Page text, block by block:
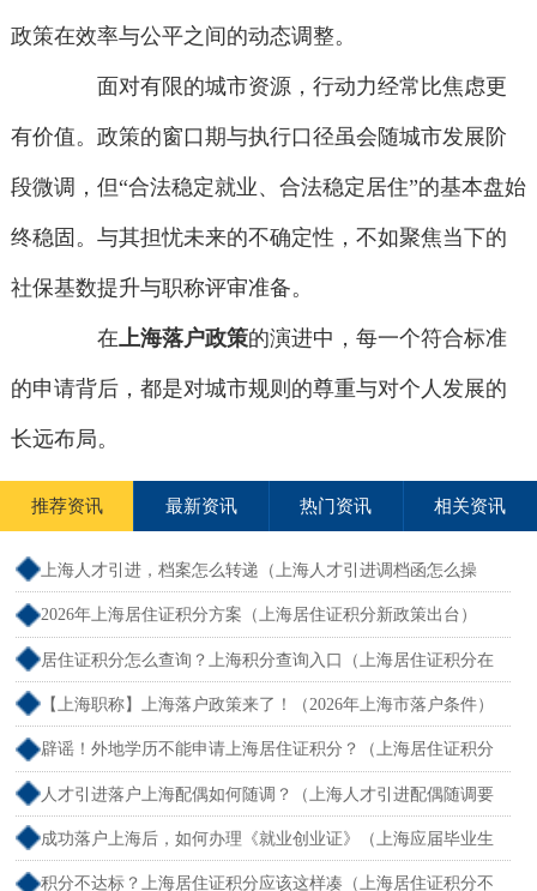
政策在效率与公平之间的动态调整。
面对有限的城市资源，行动力经常比焦虑更
有价值。政策的窗口期与执行口径虽会随城市发展阶
段微调，但“合法稳定就业、合法稳定居住”的基本盘始
终稳固。与其担忧未来的不确定性，不如聚焦当下的
社保基数提升与职称评审准备。
在上海落户政策的演进中，每一个符合标准
的申请背后，都是对城市规则的尊重与对个人发展的
长远布局。
推荐资讯 最新资讯 热门资讯 相关资讯
上海人才引进，档案怎么转递（上海人才引进调档函怎么操
作）
2026年上海居住证积分方案（上海居住证积分新政策出台）
居住证积分怎么查询？上海积分查询入口（上海居住证积分在
哪查）
【上海职称】上海落户政策来了！（2026年上海市落户条件）
辟谣！外地学历不能申请上海居住证积分？（上海居住证积分
外地大专可以吗）
人才引进落户上海配偶如何随调？（上海人才引进配偶随调要
求）
成功落户上海后，如何办理《就业创业证》（上海应届毕业生
创业落户）
积分不达标？上海居住证积分应该这样凑（上海居住证积分不